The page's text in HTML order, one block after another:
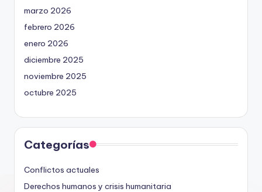
marzo 2026
febrero 2026
enero 2026
diciembre 2025
noviembre 2025
octubre 2025
Categorías
Conflictos actuales
Derechos humanos y crisis humanitaria